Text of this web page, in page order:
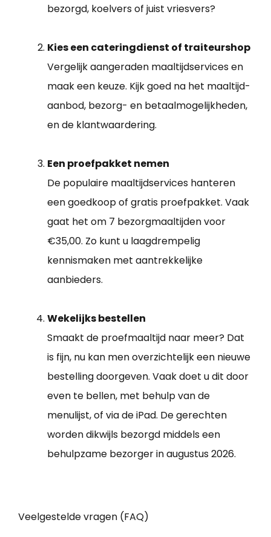
bezorgd, koelvers of juist vriesvers?
Kies een cateringdienst of traiteurshop
Vergelijk aangeraden maaltijdservices en
maak een keuze. Kijk goed na het maaltijd-
aanbod, bezorg- en betaalmogelijkheden,
en de klantwaardering.
Een proefpakket nemen
De populaire maaltijdservices hanteren
een goedkoop of gratis proefpakket. Vaak
gaat het om 7 bezorgmaaltijden voor
€35,00. Zo kunt u laagdrempelig
kennismaken met aantrekkelijke
aanbieders.
Wekelijks bestellen
Smaakt de proefmaaltijd naar meer? Dat
is fijn, nu kan men overzichtelijk een nieuwe
bestelling doorgeven. Vaak doet u dit door
even te bellen, met behulp van de
menulijst, of via de iPad. De gerechten
worden dikwijls bezorgd middels een
behulpzame bezorger in augustus 2026.
Veelgestelde vragen (FAQ)